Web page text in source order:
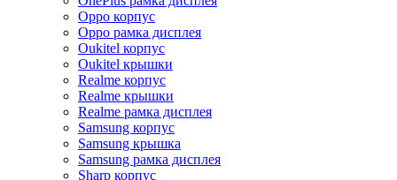
Oppo корпус
Oppo рамка дисплея
Oukitel корпус
Oukitel крышки
Realme корпус
Realme крышки
Realme рамка дисплея
Samsung корпус
Samsung крышка
Samsung рамка дисплея
Sharp корпус